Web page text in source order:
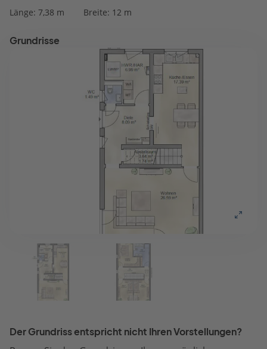
Länge: 7,38 m Breite: 12 m
Grundrisse
Der Grundriss entspricht nicht Ihren Vorstellungen?